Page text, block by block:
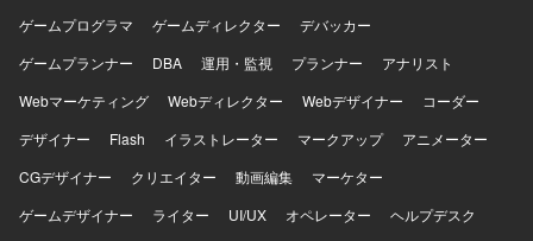
ゲームプログラマ
ゲームディレクター
デバッカー
ゲームプランナー
DBA 運用・監視 プランナー
アナリスト
Webマーケティング
Webディレクター Webデザイナー
コーダー
デザイナー
Flash イラストレーター マークアップ
アニメーター
CGデザイナー
クリエイター 動画編集
マーケター
ゲームデザイナー
ライター UI/UX オペレーター
ヘルプデスク